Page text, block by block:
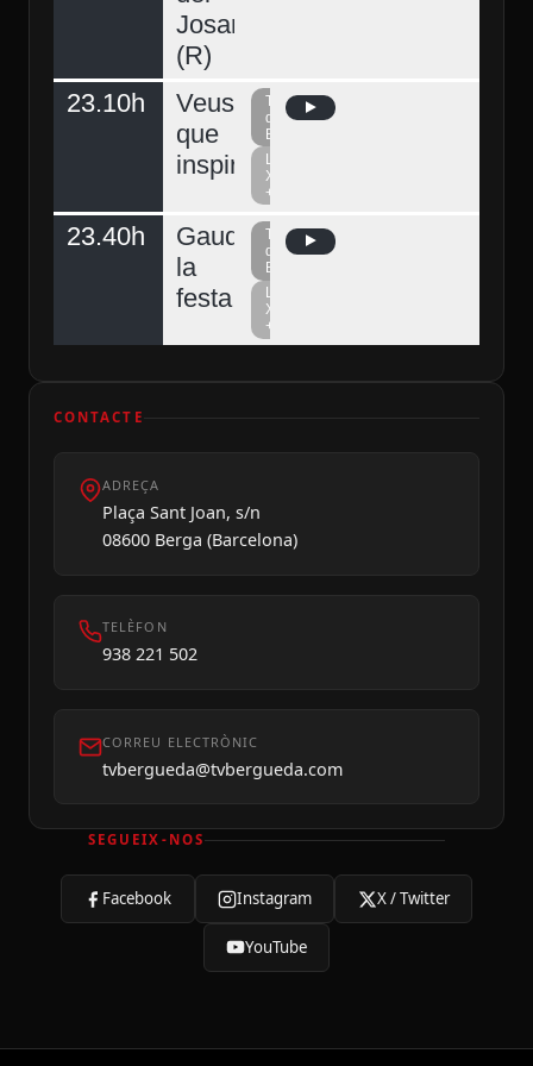
Josart
(R)
23.10h
Veus
que
inspiren
Televisió
del
Berguedà
La
Xarxa
+
23.40h
Gaudeix
la
festa
Televisió
del
Berguedà
La
Xarxa
+
CONTACTE
ADREÇA
Plaça Sant Joan, s/n
08600 Berga (Barcelona)
TELÈFON
938 221 502
CORREU ELECTRÒNIC
tvbergueda@tvbergueda.com
SEGUEIX-NOS
Facebook Instagram X / Twitter
YouTube